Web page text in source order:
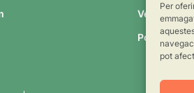
Per
pot
Verdcamp
Pomona